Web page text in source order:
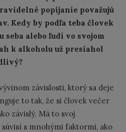
popíjanie považujú
Kedy by podľa teba človek
seba alebo ľudí vo svojom
k alkoholu už presiahol
závislosti, ktorý sa deje
to tak, že si človek večer
závislý. Má to svoj
s mnohými faktormi, ako